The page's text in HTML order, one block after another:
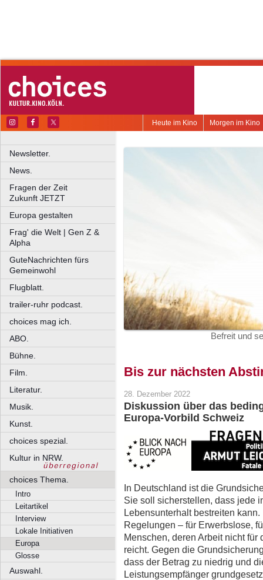
Morgen im Kino
Heute im Kino
Newsletter.
News.
Fragen der Zeit
Zukunft JETZT
Europa gestalten
Frag' die Welt | Gen Z &
Alpha
GuteNachrichten fürs
Gemeinwohl
Flugblatt.
trailer-ruhr podcast.
choices mag ich.
ABO.
Bühne.
Film.
Literatur.
Musik.
Kunst.
choices spezial.
Kultur in NRW.
choices Thema.
Intro
Leitartikel
Interview
Lokale Initiativen
Europa
Glosse
Auswahl.
Befreit und
Bis zur nächsten
28. Dezember 2022
Diskussion über das
Europa-Vorbild Schweiz
In Deutschland ist die
Sie soll sicherstellen, dass jede
Lebensunterhalt bestreiten
Regelungen – für Erwerbslose,
Menschen, deren Arbeit nicht
reicht. Gegen die
dass der Betrag zu niedrig und
Leistungsempfänger